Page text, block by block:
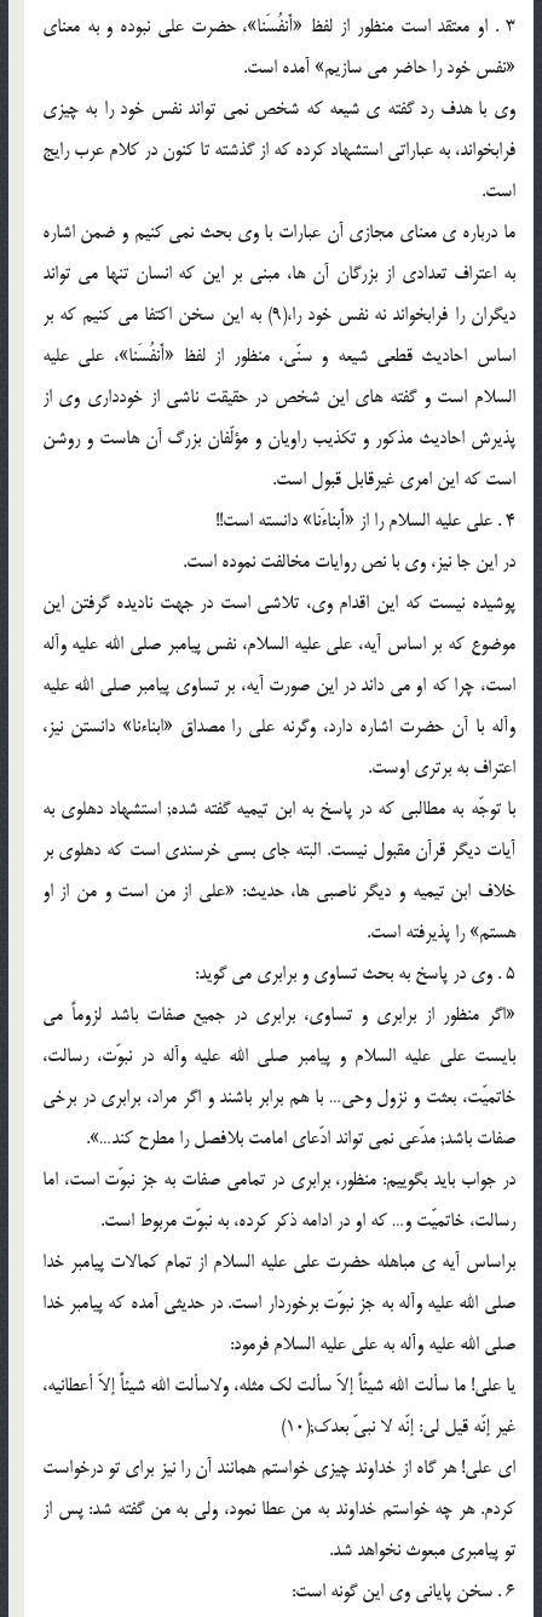
3 . او معتقد است منظور از لفظ «أَنفُسَنا»، حضرت على نبوده و به معناى
«نفس خود را حاضر مى سازیم» آمده است.
وى با هدف رد گفته ی شیعه که شخص نمى تواند نفس خود را به چیزى
فرابخواند، به عباراتى استشهاد کرده که از گذشته تا کنون در کلام عرب رایج
است.
ما درباره ی معناى مجازى آن عبارات با وى بحث نمى کنیم و ضمن اشاره
به اعتراف تعدادى از بزرگان آن ها، مبنى بر این که انسان تنها مى تواند
دیگران را فرابخواند نه نفس خود را،(9) به این سخن اکتفا مى کنیم که بر
اساس احادیث قطعى شیعه و سنّى، منظور از لفظ «أَنفُسَنا»، على علیه
السلام است و گفته هاى این شخص در حقیقت ناشى از خوددارى وى از
پذیرش احادیث مذکور و تکذیب راویان و مؤلّفان بزرگ آن هاست و روشن
است که این امرى غیرقابل قبول است.
4 . على علیه السلام را از «أَبناءَنا» دانسته است!!
در این جا نیز، وى با نص روایات مخالفت نموده است.
پوشیده نیست که این اقدام وى، تلاشى است در جهت نادیده گرفتن این
موضوع که بر اساس آیه، على علیه السلام، نفس پیامبر صلى الله علیه وآله
است، چرا که او مى داند در این صورت آیه، بر تساوى پیامبر صلى الله علیه
وآله با آن حضرت اشاره دارد، وگرنه على را مصداق «ابناءنا» دانستن نیز،
اعتراف به برترى اوست.
با توجّه به مطالبى که در پاسخ به ابن تیمیه گفته شده; استشهاد دهلوى به
آیات دیگر قرآن مقبول نیست. البته جاى بسى خرسندى است که دهلوى بر
خلاف ابن تیمیه و دیگر ناصبى ها، حدیث: «على از من است و من از او
هستم» را پذیرفته است.
5 . وى در پاسخ به بحث تساوى و برابرى مى گوید:
«اگر منظور از برابرى و تساوى، برابرى در جمیع صفات باشد لزوماً مى
بایست على علیه السلام و پیامبر صلى الله علیه وآله در نبوّت، رسالت،
خاتمیّت، بعثت و نزول وحى… با هم برابر باشند و اگر مراد، برابرى در برخى
صفات باشد; مدّعى نمى تواند ادّعاى امامت بلافصل را مطرح کند…».
در جواب باید بگوییم: منظور، برابرى در تمامى صفات به جز نبوّت است، اما
رسالت، خاتمیّت و… که او در ادامه ذکر کرده، به نبوّت مربوط است.
براساس آیه ی مباهله حضرت على علیه السلام از تمام کمالات پیامبر خدا
صلى الله علیه وآله به جز نبوّت برخوردار است. در حدیثى آمده که پیامبر خدا
صلى الله علیه وآله به على علیه السلام فرمود:
یا علی! ما سألت الله شیئاً إلاّ سألت لک مثله، ولاسألت الله شیئاً إلاّ أعطانیه،
غیر إنّه قیل لی: إنّه لا نبیّ بعدک;(10)
اى على! هر گاه از خداوند چیزى خواستم همانند آن را نیز براى تو درخواست
کردم. هر چه خواستم خداوند به من عطا نمود، ولى به من گفته شد: پس از
تو پیامبرى مبعوث نخواهد شد.
6 . سخن پایانى وى این گونه است: